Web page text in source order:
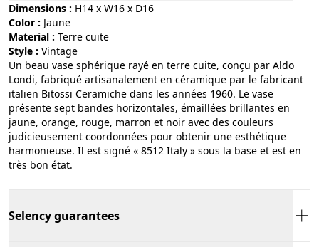
Dimensions : H14 x W16 x D16
Color : jaune
Material :
terre cuite
Style :
vintage
Un beau vase sphérique rayé en terre cuite, conçu par Aldo
Londi, fabriqué artisanalement en céramique par le fabricant
italien Bitossi Ceramiche dans les années 1960. Le vase
présente sept bandes horizontales, émaillées brillantes en
jaune, orange, rouge, marron et noir avec des couleurs
judicieusement coordonnées pour obtenir une esthétique
harmonieuse. Il est signé « 8512 Italy » sous la base et est en
très bon état.
Selency guarantees